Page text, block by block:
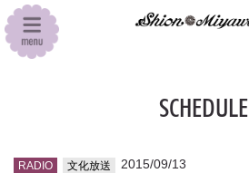
SCHEDULE
RADIO 文化放送 2015/09/13